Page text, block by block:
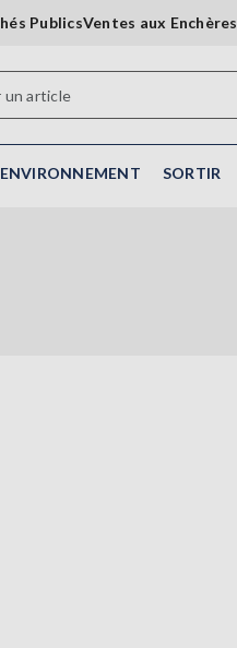
PublicsVentes aux Enchères
ENVIRONNEMENT SORTIR